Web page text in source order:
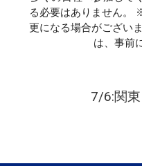
る必要はありません。
更になる場合がござい
は、事前
7/6:関